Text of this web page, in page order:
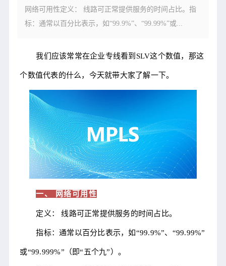
网络可用性定义： 线路可正常提供服务的时间占比。指
标：通常以百分比表示，如“99.9%”、“99.99%”或...
我们应该常常在企业专线看到SLV这个数值，那这
个数值代表的什么，今天就带大家了解一下。
一、 网络可用性
定义： 线路可正常提供服务的时间占比。
指标：通常以百分比表示，如“99.9%”、“99.99%”
或“99.999%”（即“五个九”）。